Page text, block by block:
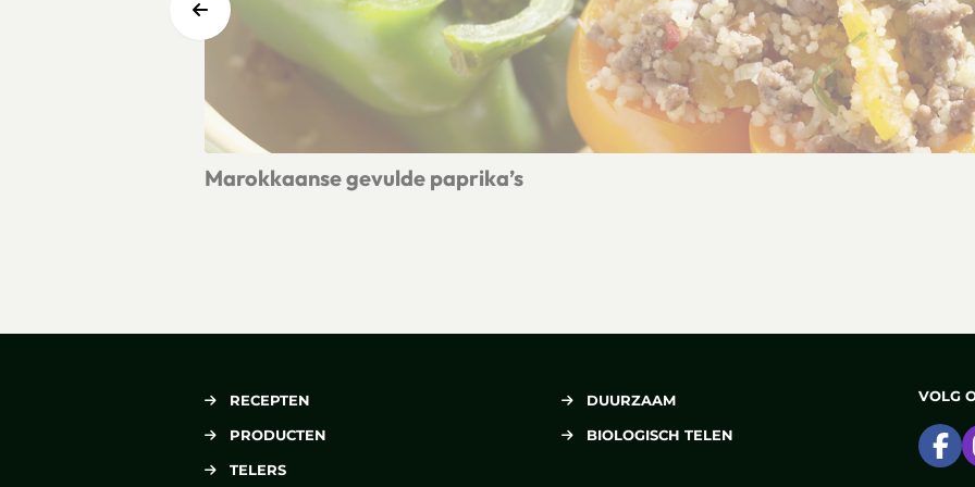
Marokkaanse gevulde paprika’s
RECEPTEN
PRODUCTEN
TELERS
DUURZAAM
BIOLOGISCH TELEN
VOLG